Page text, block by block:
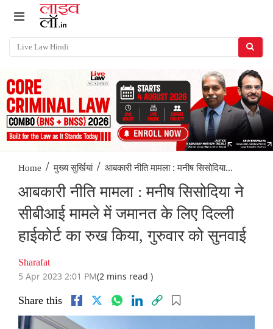
Home / मुख्य सुर्खियां / आबकारी नीति मामला : मनीष सिसोदिया...
आबकारी नीति मामला : मनीष सिसोदिया ने
सीबीआई मामले में जमानत के लिए दिल्ली
हाईकोर्ट का रुख किया, गुरुवार को सुनवाई
Sharafat
5 Apr 2023 2:01 PM(2 mins read )
Share this